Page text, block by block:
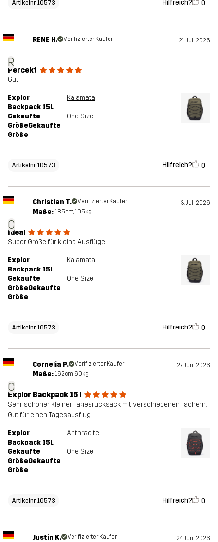
Artikelnr 10573 Hilfreich? 0
R
RENE H. Verifizierter Käufer 21. Juli 2026
Percekt
Gut
Explor
Backpack 15L
Kalamata
Gekaufte
GrößeGekaufte
Größe
One Size
Artikelnr 10573 Hilfreich? 0
C
Christian T. Verifizierter Käufer 3. Juli 2026
Maße: 185cm, 105kg
Ideal
Super Größe für kleine Ausflüge
Explor
Backpack 15L
Kalamata
Gekaufte
GrößeGekaufte
Größe
One Size
Artikelnr 10573 Hilfreich? 0
C
Cornelia P. Verifizierter Käufer 27. Juni 2026
Maße: 162cm, 60kg
Explor Backpack 15 l
Sehr schöner Kleiner Tagesrucksack mit verschiedenen Fächern.
Gut für einen Tagesausflug
Explor
Backpack 15L
Anthracite
Gekaufte
GrößeGekaufte
Größe
One Size
Artikelnr 10573 Hilfreich? 0
Justin K. Verifizierter Käufer 24. Juni 2026